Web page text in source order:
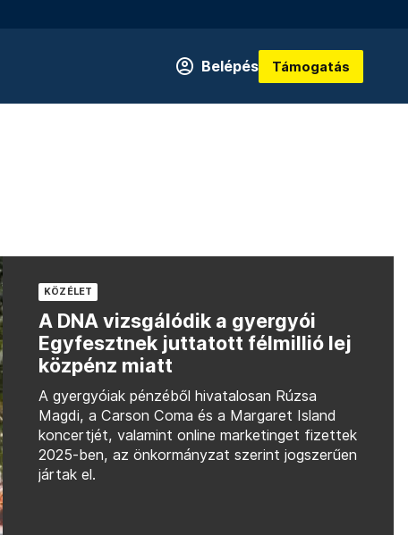
Belépés Támogatás
KÖZÉLET
A DNA vizsgálódik a gyergyói
Egyfesztnek juttatott félmillió lej
közpénz miatt
A gyergyóiak pénzéből hivatalosan Rúzsa
Magdi, a Carson Coma és a Margaret Island
koncertjét, valamint online marketinget fizettek
2025-ben, az önkormányzat szerint jogszerűen
jártak el.